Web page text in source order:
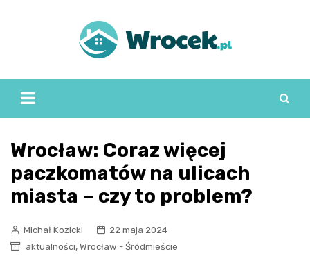
Wrocław: Coraz więcej
paczkomatów na ulicach
miasta – czy to problem?
Michał Kozicki
22 maja 2024
aktualności, Wrocław - Śródmieście